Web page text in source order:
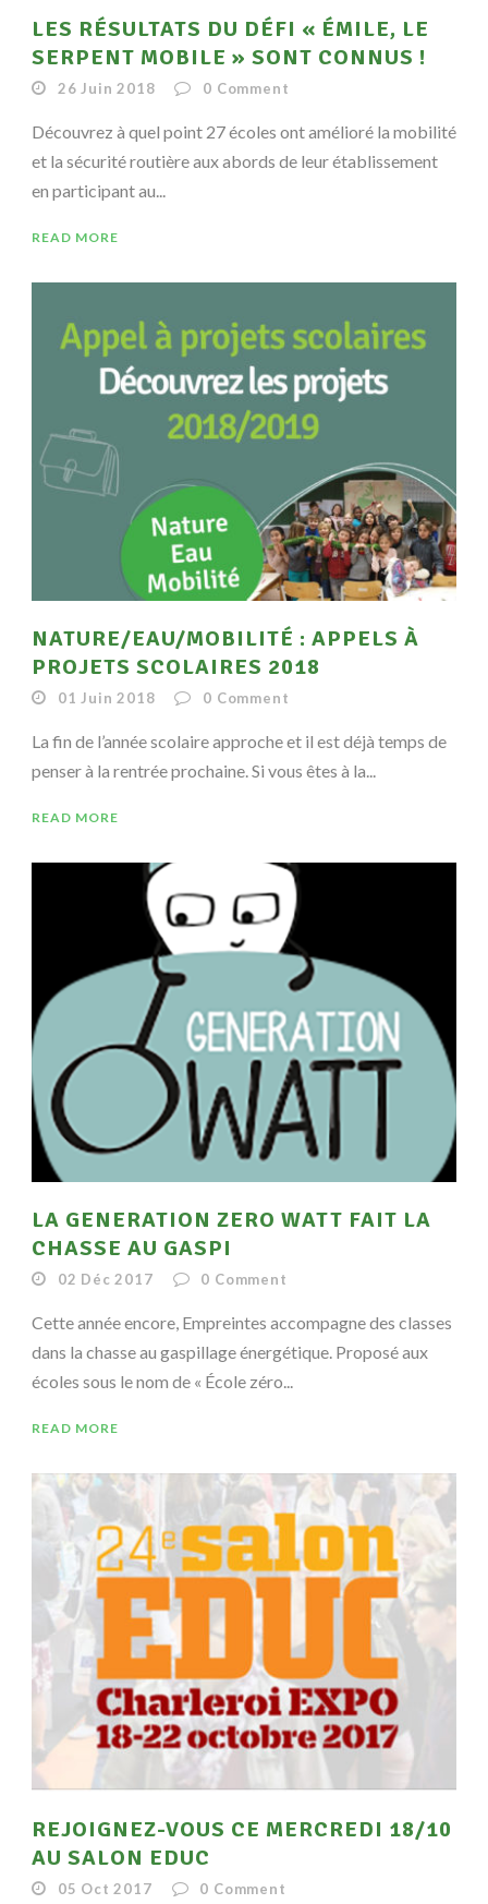
LES RÉSULTATS DU DÉFI « ÉMILE, LE
SERPENT MOBILE » SONT CONNUS !
26 Juin 2018 0 Comment
Découvrez à quel point 27 écoles ont amélioré la mobilité
et la sécurité routière aux abords de leur établissement
en participant au...
READ MORE
NATURE/EAU/MOBILITÉ : APPELS À
PROJETS SCOLAIRES 2018
01 Juin 2018 0 Comment
La fin de l’année scolaire approche et il est déjà temps de
penser à la rentrée prochaine. Si vous êtes à la...
READ MORE
LA GENERATION ZERO WATT FAIT LA
CHASSE AU GASPI
02 Déc 2017 0 Comment
Cette année encore, Empreintes accompagne des classes
dans la chasse au gaspillage énergétique. Proposé aux
écoles sous le nom de « École zéro...
READ MORE
REJOIGNEZ-VOUS CE MERCREDI 18/10
AU SALON EDUC
05 Oct 2017 0 Comment